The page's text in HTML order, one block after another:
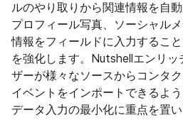
ルのやり取りから関連情報を自
プロフィール写真、ソーシャル
情報をフィールドに入力するこ
を強化します。Nutshellエンリ
ザーが様々なソースからコンタ
イベントをインポートできるよ
データ入力の最小化に重点を置い